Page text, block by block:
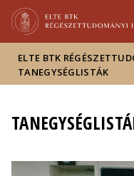
ELTE BTK
TANEGYSÉGLISTÁK